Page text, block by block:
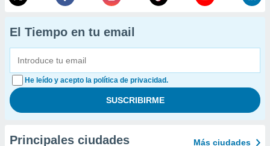
El Tiempo en tu email
He leído y acepto la política de privacidad.
Principales ciudades Más ciudades